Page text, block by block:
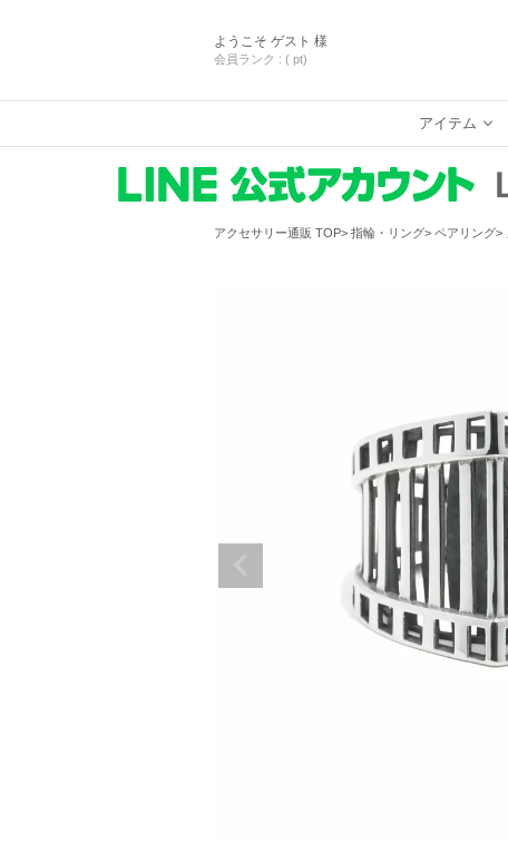
ようこそ ゲスト 様
会員ランク : ( pt)
アイテム
アクセサリー通販 TOP 指輪・リング ペアリング